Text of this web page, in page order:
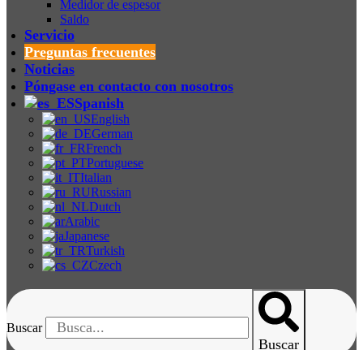
Medidor de espesor
Saldo
Servicio
Preguntas frecuentes
Noticias
Póngase en contacto con nosotros
Spanish
English
German
French
Portuguese
Italian
Russian
Dutch
Arabic
Japanese
Turkish
Czech
Buscar
Buscar